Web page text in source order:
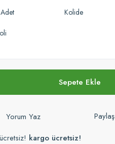
Kolide
Sepete Ekle
Yorum Yaz Paylaş
kargo ücretsiz!